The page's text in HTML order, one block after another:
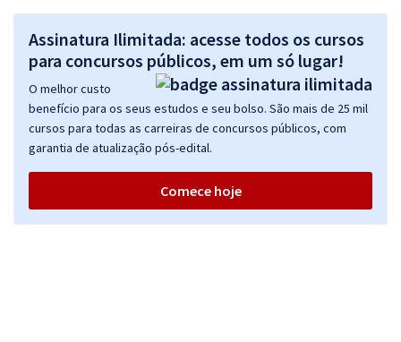
Assinatura Ilimitada: acesse todos os cursos
para concursos públicos, em um só lugar!
O melhor custo
benefício para os seus estudos e seu bolso. São mais de 25 mil
cursos para todas as carreiras de concursos públicos, com
garantia de atualização pós-edital.
Comece hoje